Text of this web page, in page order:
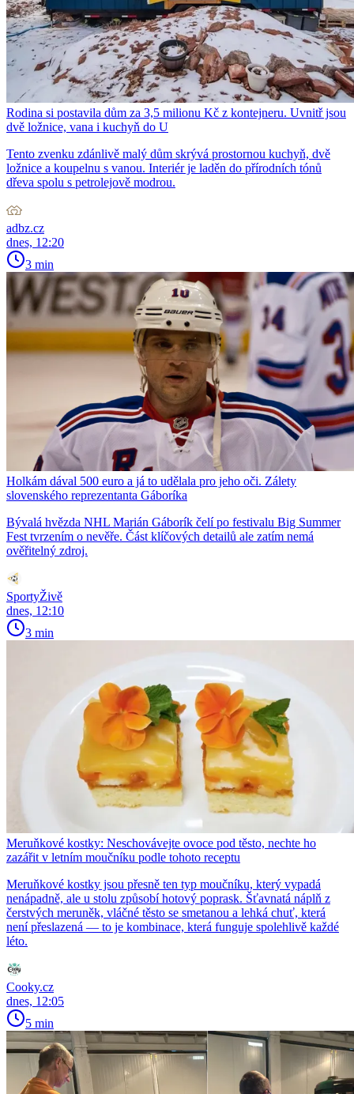
Rodina si postavila dům za 3,5 milionu Kč z kontejneru. Uvnitř jsou
dvě ložnice, vana i kuchyň do U
Tento zvenku zdánlivě malý dům skrývá prostornou kuchyň, dvě
ložnice a koupelnu s vanou. Interiér je laděn do přírodních tónů
dřeva spolu s petrolejově modrou.
adbz.cz
dnes, 12:20
3 min
Holkám dával 500 euro a já to udělala pro jeho oči. Zálety
slovenského reprezentanta Gáboríka
Bývalá hvězda NHL Marián Gáborík čelí po festivalu Big Summer
Fest tvrzením o nevěře. Část klíčových detailů ale zatím nemá
ověřitelný zdroj.
SportyŽivě
dnes, 12:10
3 min
Meruňkové kostky: Neschovávejte ovoce pod těsto, nechte ho
zazářit v letním moučníku podle tohoto receptu
Meruňkové kostky jsou přesně ten typ moučníku, který vypadá
nenápadně, ale u stolu způsobí hotový poprask. Šťavnatá náplň z
čerstvých meruněk, vláčné těsto se smetanou a lehká chuť, která
není přeslazená — to je kombinace, která funguje spolehlivě každé
léto.
Cooky.cz
dnes, 12:05
5 min